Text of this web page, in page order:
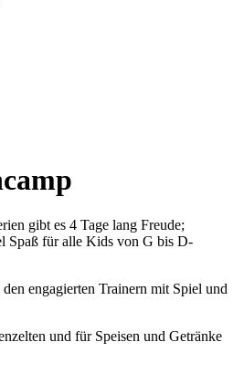
gibt es 4 Tage lang Freude;
Spaß für alle Kids von G bis D-
engagierten Trainern mit Spiel und
und für Speisen und Getränke